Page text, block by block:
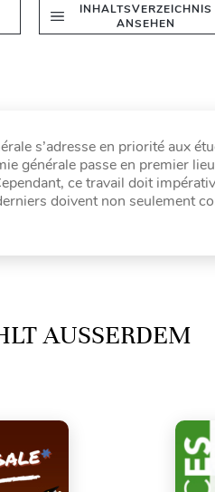
INHALTSVERZEICHNIS
ANSEHEN
s’adresse en priorité aux
générale passe en premier
ce travail doit
doivent non seulement
AUSSERDEM